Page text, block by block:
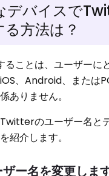
デバイスで
方法は？
ことは、ユーザーに
、Android、または
ありません。
のユーザー名と
紹介します。
ー名を変更しま